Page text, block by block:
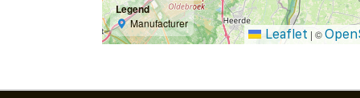
Legend
Manufacturer
Leaflet | ©